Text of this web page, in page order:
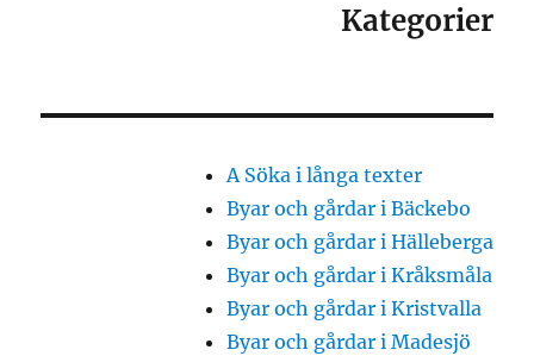
Kategorier
A Söka i långa texter
Byar och gårdar i Bäckebo
Byar och gårdar i Hälleberga
Byar och gårdar i Kråksmåla
Byar och gårdar i Kristvalla
Byar och gårdar i Madesjö